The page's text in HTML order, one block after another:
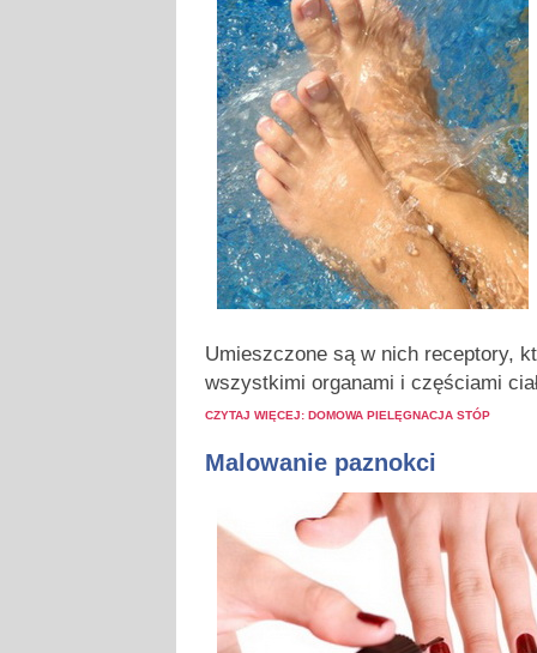
Umieszczone są w nich receptory,
wszystkimi organami i częściami
CZYTAJ WIĘCEJ: DOMOWA PIELĘGNACJA STÓP
Malowanie paznokci